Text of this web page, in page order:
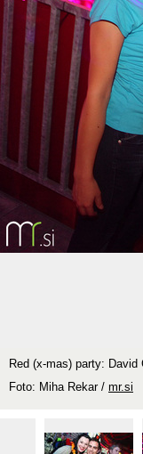
Red (x-mas) party:
Foto: Miha Rekar / mr.si